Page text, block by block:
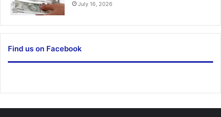
July 16, 2026
Find us on Facebook